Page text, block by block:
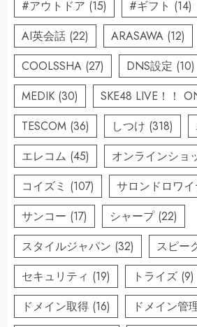
#アウトドア (15) #ギフト (14)
AI英会話 (22) ARASAWA (12)
COOLSSHA (27) DNS設定 (10)
MEDIK (30) SKE48 LIVE！！
TESCOM (36) しつけ (318)
エレコム (45) オンラインショ
コイズミ (107) サロンドロワ
サンコー (17) シャープ(22)
スタイルジャパン (32) スピー
セキュリティ (19) トライズ (9)
ドメイン取得 (16) ドメイン管